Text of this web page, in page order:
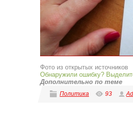
Фото из открытых источников
Обнаружили ошибку?
Дополнительно по теме
Политика 93